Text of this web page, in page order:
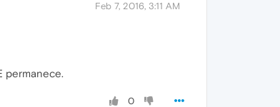
Feb 7, 2016, 3:11 AM
permanece.
0